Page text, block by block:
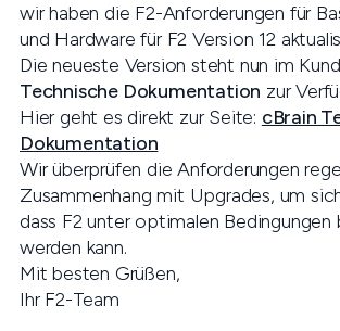
wir haben die F2-Anforderungen für
und Hardware für F2 Version 12
Die neueste Version steht nun im
Technische Dokumentation zur
Hier geht es direkt zur Seite: cBrain
Dokumentation
Wir überprüfen die Anforderungen
Zusammenhang mit Upgrades, um
dass F2 unter optimalen Bedingungen
werden kann.
Mit besten Grüßen,
Ihr F2-Team